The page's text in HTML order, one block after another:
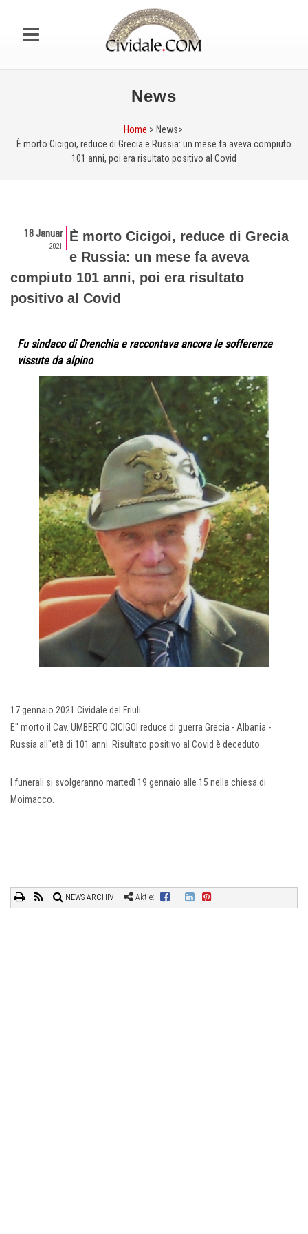
News
Home > News>
È morto Cicigoi, reduce di Grecia e Russia: un mese fa aveva compiuto
101 anni, poi era risultato positivo al Covid
18 Januar
2021
È morto Cicigoi, reduce di Grecia
e Russia: un mese fa aveva
compiuto 101 anni, poi era risultato
positivo al Covid
Fu sindaco di Drenchia e raccontava ancora le sofferenze
vissute da alpino
17 gennaio 2021 Cividale del Friuli
E'' morto il Cav. UMBERTO CICIGOI reduce di guerra Grecia - Albania -
Russia all''età di 101 anni. Risultato positivo al Covid è deceduto.
I funerali si svolgeranno martedì 19 gennaio alle 15 nella chiesa di
Moimacco.
NEWS-ARCHIV Aktie: